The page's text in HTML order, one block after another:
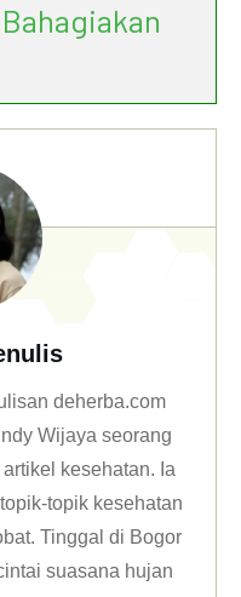
deherba.com
Wijaya seorang
kesehatan. Ia
topik kesehatan
Tinggal di Bogor
suasana hujan